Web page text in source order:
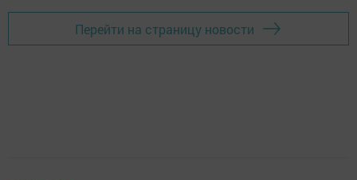
Перейти на страницу новости